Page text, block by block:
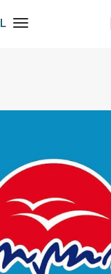
toggle navigation